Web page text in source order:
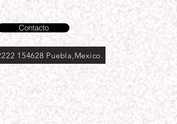
Contacto
154628 Puebla,Mexico.